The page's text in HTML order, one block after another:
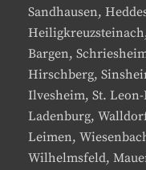
Sandhausen,
Bargen,
Hirschberg,
Ilvesheim, St.
Ladenburg,
Leimen,
Wilhelmsfeld,